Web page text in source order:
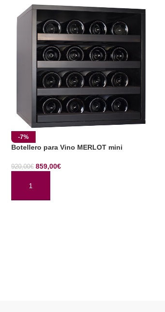
-7%
Botellero para Vino MERLOT mini
920,00€ 859,00€
AÑADIR AL CARRITO